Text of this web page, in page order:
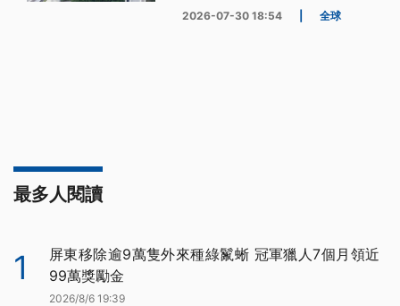
2026-07-30 18:54 全球
最多人閱讀
1
屏東移除逾9萬隻外來種綠鬣蜥 冠軍獵人7個月領近
99萬獎勵金
2026/8/6 19:39